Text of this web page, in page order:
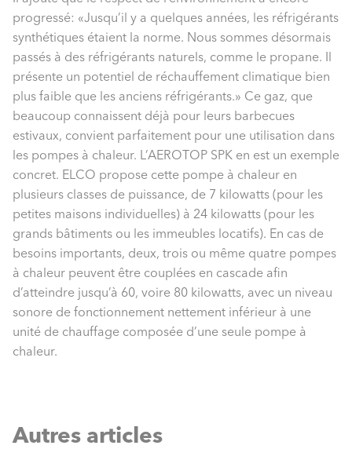
progressé: «Jusqu’il y a quelques années, les réfrigérants
synthétiques étaient la norme. Nous sommes désormais
passés à des réfrigérants naturels, comme le propane. Il
présente un potentiel de réchauffement climatique bien
plus faible que les anciens réfrigérants.» Ce gaz, que
beaucoup connaissent déjà pour leurs barbecues
estivaux, convient parfaitement pour une utilisation dans
les pompes à chaleur. L’AEROTOP SPK en est un exemple
concret. ELCO propose cette pompe à chaleur en
plusieurs classes de puissance, de 7 kilowatts (pour les
petites maisons individuelles) à 24 kilowatts (pour les
grands bâtiments ou les immeubles locatifs). En cas de
besoins importants, deux, trois ou même quatre pompes
à chaleur peuvent être couplées en cascade afin
d’atteindre jusqu’à 60, voire 80 kilowatts, avec un niveau
sonore de fonctionnement nettement inférieur à une
unité de chauffage composée d’une seule pompe à
chaleur.
Autres articles